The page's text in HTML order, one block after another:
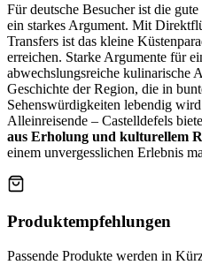
Für deutsche Besucher ist die
ein starkes Argument. Mit
Transfers ist das kleine
erreichen. Starke Argumente für
abwechslungsreiche kulinarische
Geschichte der Region, die in
Sehenswürdigkeiten lebendig
Alleinreisende – Castelldefels
aus Erholung und kulturellem
einem unvergesslichen Erlebnis
Produktempfehlungen
Passende Produkte werden in